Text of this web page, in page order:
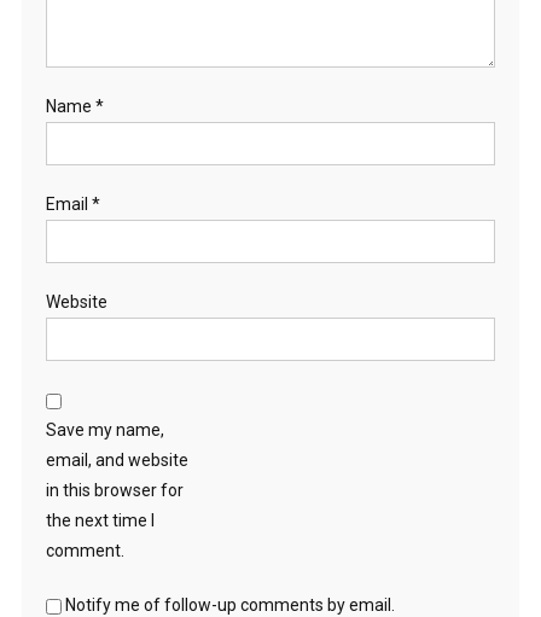
Name *
Email *
Website
Save my name,
email, and website
in this browser for
the next time I
comment.
Notify me of follow-up comments by email.